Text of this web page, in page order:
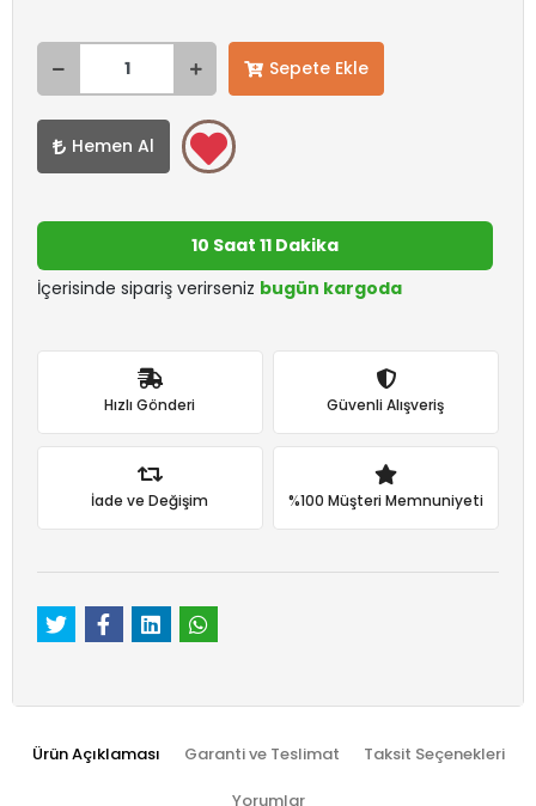
Sepete Ekle
Hemen Al
10 Saat 11 Dakika
İçerisinde sipariş verirseniz bugün kargoda
Hızlı Gönderi Güvenli Alışveriş
İade ve Değişim %100 Müşteri Memnuniyeti
Ürün Açıklaması Garanti ve Teslimat Taksit Seçenekleri
Yorumlar